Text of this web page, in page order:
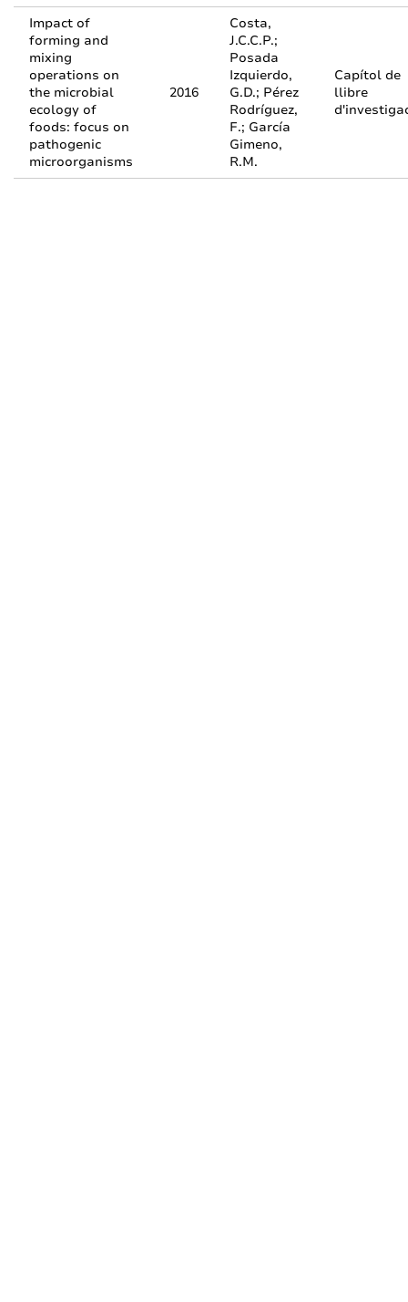
Impact of
forming and
mixing
operations on
the microbial
ecology of
foods: focus on
pathogenic
microorganisms
2016
Costa,
J.C.C.P.;
Posada
Izquierdo,
G.D.; Pérez
Rodríguez,
F.; García
Gimeno,
R.M.
Capítol de
llibre